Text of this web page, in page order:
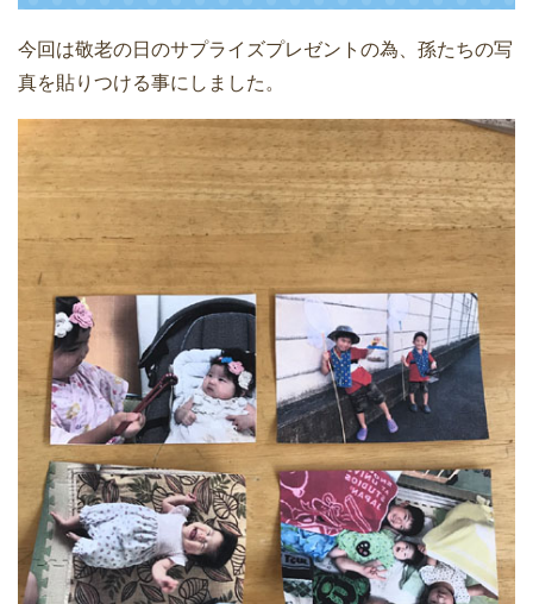
今回は敬老の日のサプライズプレゼントの為、孫たちの写
真を貼りつける事にしました。